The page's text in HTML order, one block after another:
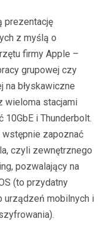
prezentację
z myślą o
firmy Apple –
grupowej czy
na błyskawiczne
wieloma stacjami
i Thunderbolt.
zapoznać
czyli zewnętrznego
pozwalający na
(to przydatny
urządzeń mobilnych i